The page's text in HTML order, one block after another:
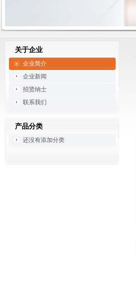
关于企业
企业简介
企业新闻
招贤纳士
联系我们
产品分类
还没有添加分类